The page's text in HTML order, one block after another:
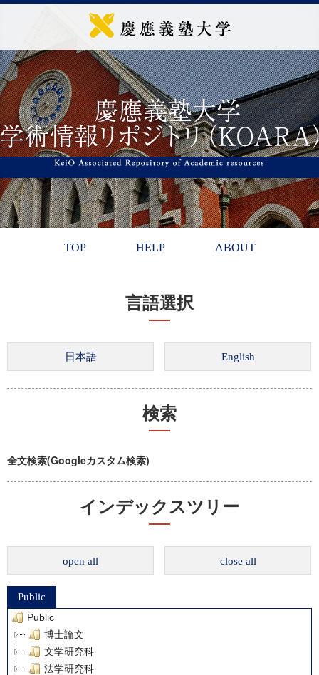
TOP HELP ABOUT
言語選択
検索
全文検索(Googleカスタム検索)
インデックスツリー
open all close all
Public
Public
博士論文
文学研究科
法学研究科